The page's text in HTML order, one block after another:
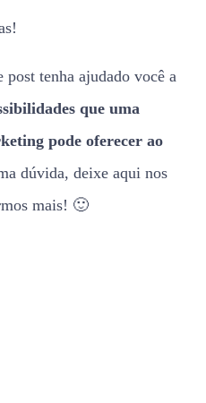
post tenha ajudado você a
que uma
pode oferecer ao
dúvida, deixe aqui nos
mais! 🙂